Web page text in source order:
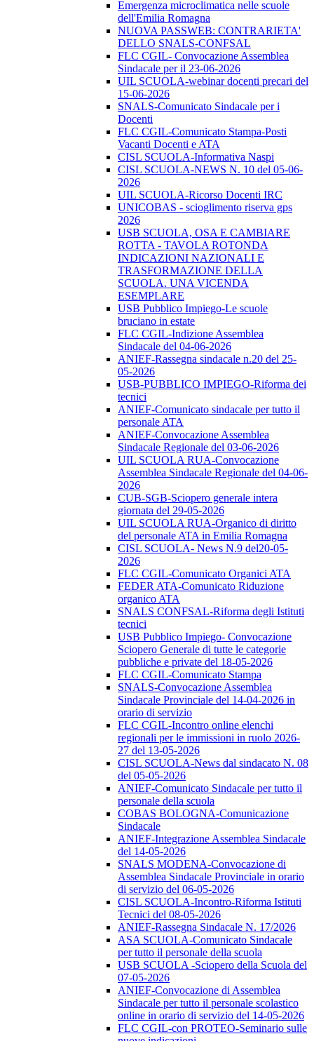
Emergenza microclimatica nelle scuole
dell'Emilia Romagna
NUOVA PASSWEB: CONTRARIETA'
DELLO SNALS-CONFSAL
FLC CGIL- Convocazione Assemblea
Sindacale per il 23-06-2026
UIL SCUOLA-webinar docenti precari del
15-06-2026
SNALS-Comunicato Sindacale per i
Docenti
FLC CGIL-Comunicato Stampa-Posti
Vacanti Docenti e ATA
CISL SCUOLA-Informativa Naspi
CISL SCUOLA-NEWS N. 10 del 05-06-
2026
UIL SCUOLA-Ricorso Docenti IRC
UNICOBAS - scioglimento riserva gps
2026
USB SCUOLA, OSA E CAMBIARE
ROTTA - TAVOLA ROTONDA
INDICAZIONI NAZIONALI E
TRASFORMAZIONE DELLA
SCUOLA. UNA VICENDA
ESEMPLARE
USB Pubblico Impiego-Le scuole
bruciano in estate
FLC CGIL-Indizione Assemblea
Sindacale del 04-06-2026
ANIEF-Rassegna sindacale n.20 del 25-
05-2026
USB-PUBBLICO IMPIEGO-Riforma dei
tecnici
ANIEF-Comunicato sindacale per tutto il
personale ATA
ANIEF-Convocazione Assemblea
Sindacale Regionale del 03-06-2026
UIL SCUOLA RUA-Convocazione
Assemblea Sindacale Regionale del 04-06-
2026
CUB-SGB-Sciopero generale intera
giornata del 29-05-2026
UIL SCUOLA RUA-Organico di diritto
del personale ATA in Emilia Romagna
CISL SCUOLA- News N.9 del20-05-
2026
FLC CGIL-Comunicato Organici ATA
FEDER ATA-Comunicato Riduzione
organico ATA
SNALS CONFSAL-Riforma degli Istituti
tecnici
USB Pubblico Impiego- Convocazione
Sciopero Generale di tutte le categorie
pubbliche e private del 18-05-2026
FLC CGIL-Comunicato Stampa
SNALS-Convocazione Assemblea
Sindacale Provinciale del 14-04-2026 in
orario di servizio
FLC CGIL-Incontro online elenchi
regionali per le immissioni in ruolo 2026-
27 del 13-05-2026
CISL SCUOLA-News dal sindacato N. 08
del 05-05-2026
ANIEF-Comunicato Sindacale per tutto il
personale della scuola
COBAS BOLOGNA-Comunicazione
Sindacale
ANIEF-Integrazione Assemblea Sindacale
del 14-05-2026
SNALS MODENA-Convocazione di
Assemblea Sindacale Provinciale in orario
di servizio del 06-05-2026
CISL SCUOLA-Incontro-Riforma Istituti
Tecnici del 08-05-2026
ANIEF-Rassegna Sindacale N. 17/2026
ASA SCUOLA-Comunicato Sindacale
per tutto il personale della scuola
USB SCUOLA -Sciopero della Scuola del
07-05-2026
ANIEF-Convocazione di Assemblea
Sindacale per tutto il personale scolastico
online in orario di servizio del 14-05-2026
FLC CGIL-con PROTEO-Seminario sulle